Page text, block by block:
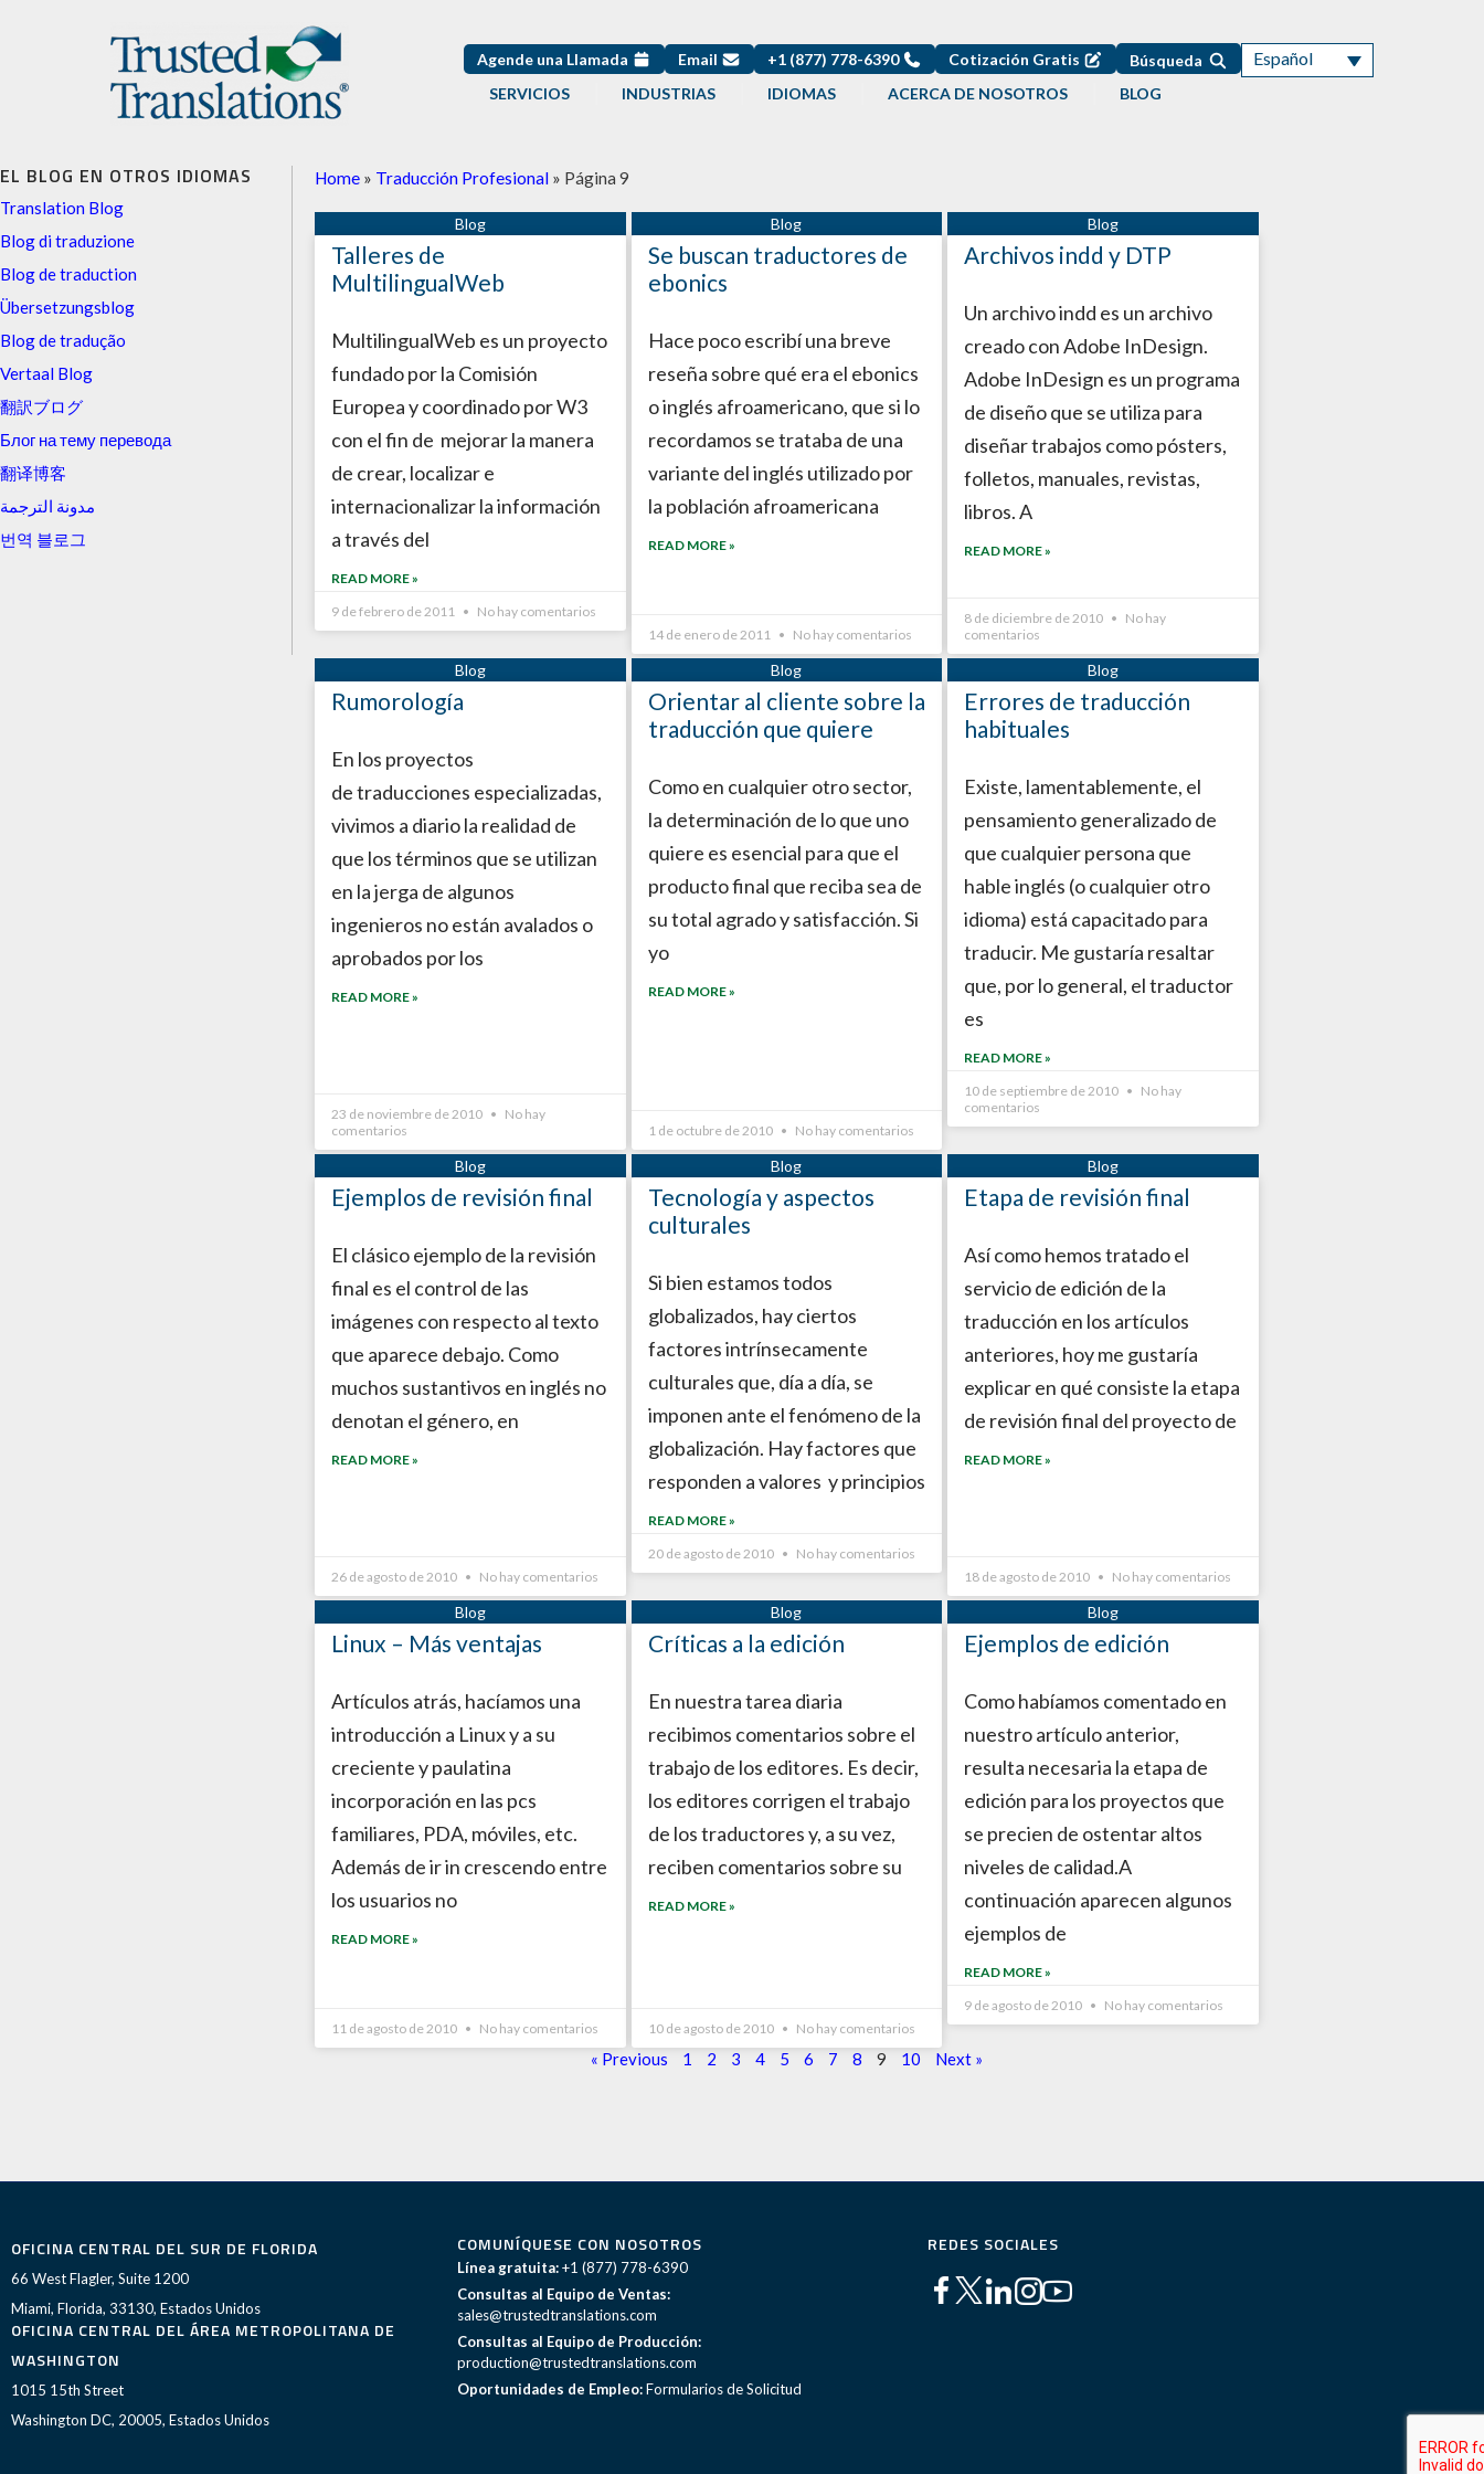
Agende una Llamada Email +1 (877) 778-6390 Cotización Gratis Búsqueda Español
SERVICIOS INDUSTRIAS IDIOMAS ACERCA DE NOSOTROS BLOG
EL BLOG EN OTROS IDIOMAS
Translation Blog
Blog di traduzione
Blog de traduction
Übersetzungsblog
Blog de tradução
Vertaal Blog
翻訳ブログ
Блог на тему перевода
翻译博客
مدونة الترجمة
번역 블로그
Home » Traducción Profesional » Página 9
Talleres de
MultilingualWeb
MultilingualWeb es un proyecto
fundado por la Comisión
Europea y coordinado por W3
con el fin de mejorar la manera
de crear, localizar e
internacionalizar la información
a través del
READ MORE »
9 de febrero de 2011
No hay comentarios
Se buscan traductores de
ebonics
Hace poco escribí una breve
reseña sobre qué era el ebonics
o inglés afroamericano, que si lo
recordamos se trataba de una
variante del inglés utilizado por
la población afroamericana
READ MORE »
14 de enero de 2011 No hay comentarios
Archivos indd y DTP
Un archivo indd es un archivo
creado con Adobe InDesign.
Adobe InDesign es un programa
de diseño que se utiliza para
diseñar trabajos como pósters,
folletos, manuales, revistas,
libros. A
READ MORE »
8 de diciembre de 2010
No hay
comentarios
Rumorología
En los proyectos
de traducciones especializadas,
vivimos a diario la realidad de
que los términos que se utilizan
en la jerga de algunos
ingenieros no están avalados o
aprobados por los
READ MORE »
23 de noviembre de 2010
No hay
comentarios
Orientar al cliente sobre la
traducción que quiere
Como en cualquier otro sector,
la determinación de lo que uno
quiere es esencial para que el
producto final que reciba sea de
su total agrado y satisfacción. Si
yo
READ MORE »
1 de octubre de 2010 No hay comentarios
Errores de traducción
habituales
Existe, lamentablemente, el
pensamiento generalizado de
que cualquier persona que
hable inglés (o cualquier otro
idioma) está capacitado para
traducir. Me gustaría resaltar
que, por lo general, el traductor
es
READ MORE »
10 de septiembre de 2010
No hay
comentarios
Ejemplos de revisión final
El clásico ejemplo de la revisión
final es el control de las
imágenes con respecto al texto
que aparece debajo. Como
muchos sustantivos en inglés no
denotan el género, en
READ MORE »
26 de agosto de 2010 No hay comentarios
Tecnología y aspectos
culturales
Si bien estamos todos
globalizados, hay ciertos
factores intrínsecamente
culturales que, día a día, se
imponen ante el fenómeno de la
globalización. Hay factores que
responden a valores y principios
READ MORE »
20 de agosto de 2010
No hay comentarios
Etapa de revisión final
Así como hemos tratado el
servicio de edición de la
traducción en los artículos
anteriores, hoy me gustaría
explicar en qué consiste la etapa
de revisión final del proyecto de
READ MORE »
18 de agosto de 2010 No hay comentarios
Linux – Más ventajas
Artículos atrás, hacíamos una
introducción a Linux y a su
creciente y paulatina
incorporación en las pcs
familiares, PDA, móviles, etc.
Además de ir in crescendo entre
los usuarios no
READ MORE »
11 de agosto de 2010 No hay comentarios
Críticas a la edición
En nuestra tarea diaria
recibimos comentarios sobre el
trabajo de los editores. Es decir,
los editores corrigen el trabajo
de los traductores y, a su vez,
reciben comentarios sobre su
READ MORE »
10 de agosto de 2010 No hay comentarios
Ejemplos de edición
Como habíamos comentado en
nuestro artículo anterior,
resulta necesaria la etapa de
edición para los proyectos que
se precien de ostentar altos
niveles de calidad.A
continuación aparecen algunos
ejemplos de
READ MORE »
9 de agosto de 2010
No hay comentarios
« Previous 1 2
Página
3
Página
4
Página
5 6 7 8 9 10 Next »
OFICINA CENTRAL DEL SUR DE FLORIDA
66 West Flagler, Suite 1200
Miami, Florida, 33130, Estados Unidos
OFICINA CENTRAL DEL ÁREA METROPOLITANA DE
WASHINGTON
1015 15th Street
Washington DC, 20005, Estados Unidos
COMUNÍQUESE CON NOSOTROS
Línea gratuita:+1 (877) 778-6390
Consultas al Equipo de Ventas:
sales@trustedtranslations.com
Consultas al Equipo de Producción:
production@trustedtranslations.com
Oportunidades de Empleo:Formularios de Solicitud
REDES SOCIALES